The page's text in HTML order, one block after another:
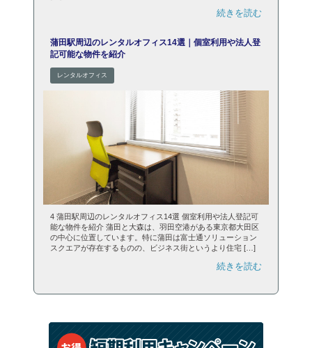
続きを読む
蒲田駅周辺のレンタルオフィス14選｜個室利用や法人登
記可能な物件を紹介
レンタルオフィス
4 蒲田駅周辺のレンタルオフィス14選 個室利用や法人登記可
能な物件を紹介 蒲田と大森は、羽田空港がある東京都大田区
の中心に位置しています。特に蒲田は富士通ソリューション
スクエアが存在するものの、ビジネス街というより住宅 […]
続きを読む